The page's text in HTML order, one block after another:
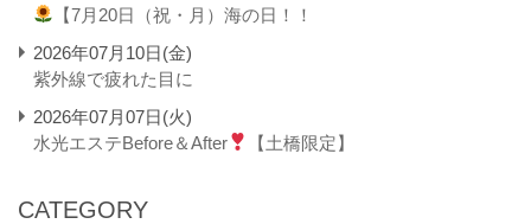
【7月20日（祝・月）海の日！！
2026年07月10日(金)
紫外線で疲れた目に
2026年07月07日(火)
水光エステBefore＆After
【土橋限定】
CATEGORY